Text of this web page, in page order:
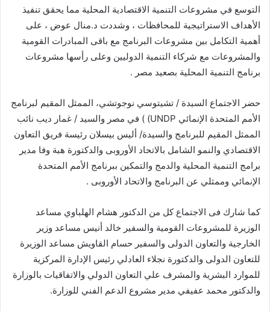
التوسع في مشروعات التنمية الاقتصادية المحلية مما يحقق تنفيذ
الأهداف الاستراتيجية للمحافظات ، وشددت د.منال عوض ، على
أهمية التكامل بين مشروعات البرنامج مع باقى المبادرات القومية
والمشروعات مع شركاء التنمية الدوليين وعلى رأسها مشروعات
برنامج التنمية المحلية بصعيد مصر .
حضر الاجتماع السيدة / تشيتوسي نوجوتشي، الممثل المقيم لبرنامج
الأمم المتحدة الإنمائي UNDP) ) في مصر والسيد / غمار ديب نائب
الممثل المقيم للبرنامج والسيدة/ أليس بيسلان رئيسة فريق التعاون
الاقتصادي والنمو الشامل بالاتحاد الأوروبى والدكتورة هبة وفا مدير
برامج التنمية المحلية والدمج والتمكين ببرنامج الأمم المتحدة
الإنمائي وممثلي عن البرنامج والاتحاد الأوروبى .
كما شارك فى الاجتماع كل من الدكتور هشام الهلباوي مساعد
الوزيرة للمشروعات القومية والسفير خالد أنيس مساعد وزير
الخارجية والتعاون الدولى والسفير حسام القاويش مساعد الوزيرة
للتعاون الدولى والدكتورة نجلاء العادلي رئيس الإدارة المركزية
للموارد البشرية والمشرف علي التعاون الدولي والاتفاقيات بالوزارة
والدكتور محمد عفيفي مدير مشروع الدعم الفني للوزارة.